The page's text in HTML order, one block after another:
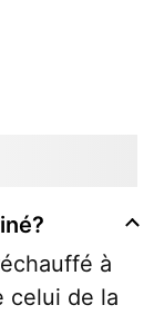
à
celui de la